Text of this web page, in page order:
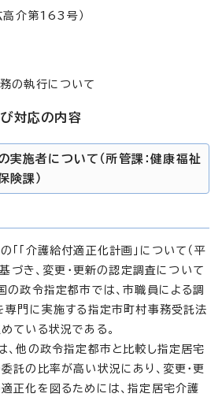
介第163号）
の執行について
対応の内容
実施者について（所管課：健康福祉
険課）
「「介護給付適正化計画」について（平
づき、変更・更新の認定調査について
の政令指定都市では、市職員による調
専門に実施する指定市町村事務受託法
ている状況である。
、他の政令指定都市と比較し指定居宅
託の比率が高い状況にあり、変更・更
正化を図るためには、指定居宅介護